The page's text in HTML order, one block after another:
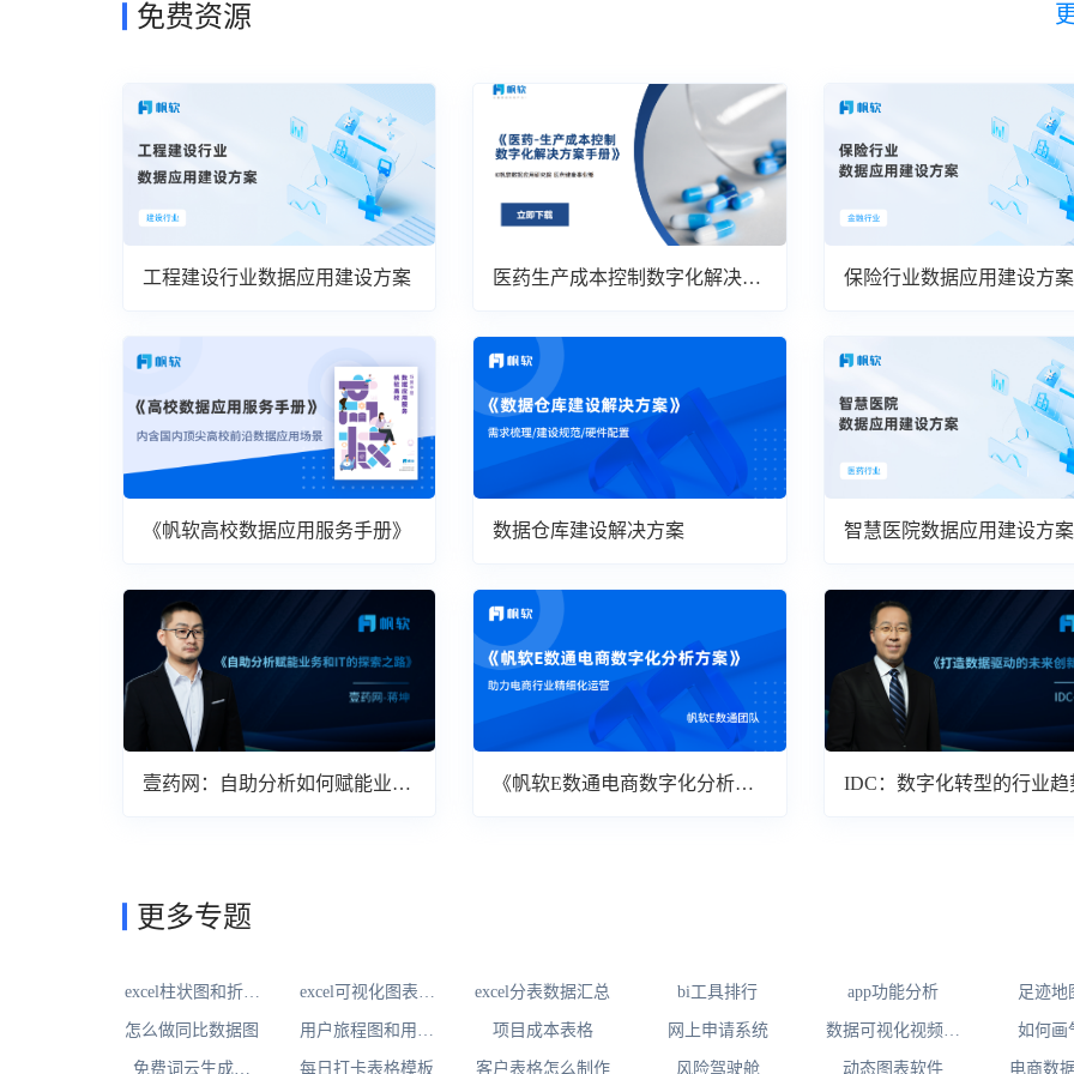
免费资源
工程建设行业数据应用建设方案
医药生产成本控制数字化解决方
保险行业数据应用建设方案
《帆软高校数据应用服务手册》 数据仓库建设解决方案 智慧医院数据应用建设方案
壹药网：自助分析如何赋能业务
《帆软E数通电商数字化分析方
IDC：数字化转型的行业趋
更多专题
excel柱状图和折线
excel可视化图表插
excel分表数据汇总 bi工具排行 app功能分析 足迹地
怎么做同比数据图
用户旅程图和用户
项目成本表格 网上申请系统
数据可视化视频怎
如何画
免费词云生成器 每日打卡表格模板 客户表格怎么制作 风险驾驶舱 动态图表软件 电商数